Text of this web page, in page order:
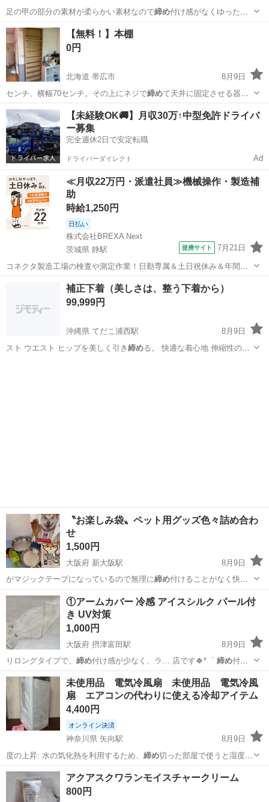
足の甲の部分の素材が柔らかい素材なので締め付け感がなくゆったり
楽に履けそうなミュ…
岡山 岡山市 備前西市駅
【無料！】本棚
0円
北海道 帯広市
8月9日
センチ、横幅70センチ。その上にネジで締めて天井に固定させる器具
が付いています。…
北海道 帯広市 収納家具
【未経験OK🚚】月収30万↑中型免許ドライバ
ー募集
完全週休2日で安定転職
ドライバーダイレクト Ad
≪月収22万円・派遣社員≫機械操作・製造補
助
時給1,250円
日払い
株式会社BREXA Next
茨城県 静駅
提携サイト 7月21日
コネクタ製造工場の検査や測定作業！日勤専属＆土日祝休み＆年間休
日128日★クリーンルーム内作業★マイカー通勤OK＆無料駐車場あり
★就業先食堂利用可！日払い制度あり！《茨城県常陸大宮市》 人気の
工場のお仕事 ◇コネクタ製造工...
常陸大宮市 静駅 その他
補正下着（美しさは、整う下着から）
99,999円
沖縄県 てだこ浦西駅
8月9日
スト ウエスト ヒップを美しく引き 締める。 快適な着心地 伸縮性の高
〝お楽しみ袋〟ペット用グッズ色々詰め合わ
せ
1,500円
大阪府 新大阪駅
8月9日
がマジックテープになっているので無理に締め付けることがなく快適
に装着していただけ…
大阪 大阪市 その他 PETKIT
①アームカバー 冷感 アイスシルク パール付
き UV対策
1,000円
大阪府 摂津富田駅
8月9日
りロングタイプで、 締め付け感が少なく、ラ… 店です🍀*゜ 締め付け
感なし 日焼け…
大阪 茨木市 摂津富田駅 小物
未使用品 電気冷風扇 未使用品 電気冷風
扇 エアコンの代わりに使える冷却アイテム
4,400円
オンライン決済
神奈川県 矢向駅
8月9日
度の上昇: 水の気化熱を利用するため、 締め切った部屋で使うと湿度が
上がりやすい。…
神奈川 横浜市
アクアスクワランモイスチャークリーム
800円